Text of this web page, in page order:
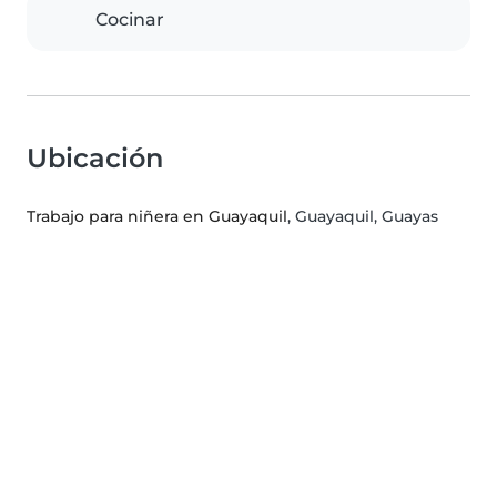
Cocinar
Ubicación
Trabajo para niñera en Guayaquil, Guayaquil, Guayas